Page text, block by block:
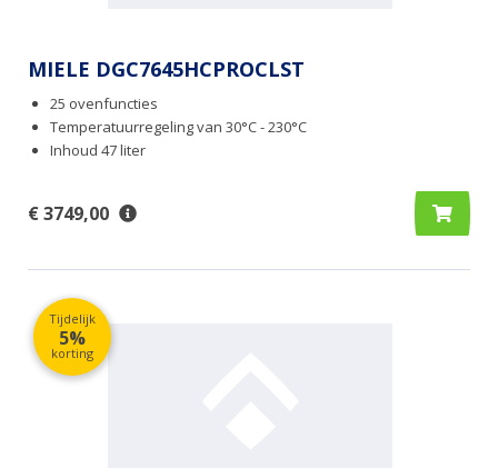
MIELE DGC7645HCPROCLST
25 ovenfuncties
Temperatuurregeling van 30°C - 230°C
Inhoud 47 liter
€ 3749,00
Tijdelijk
5%
korting